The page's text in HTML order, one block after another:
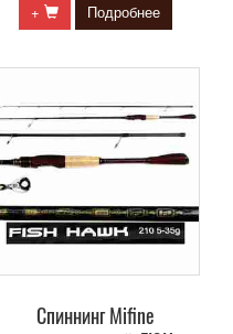
+ Подробнее
Спиннинг Mifine